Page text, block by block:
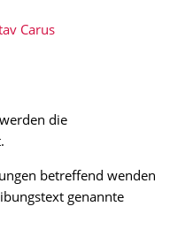
Carus
die
betreffend wenden
genannte